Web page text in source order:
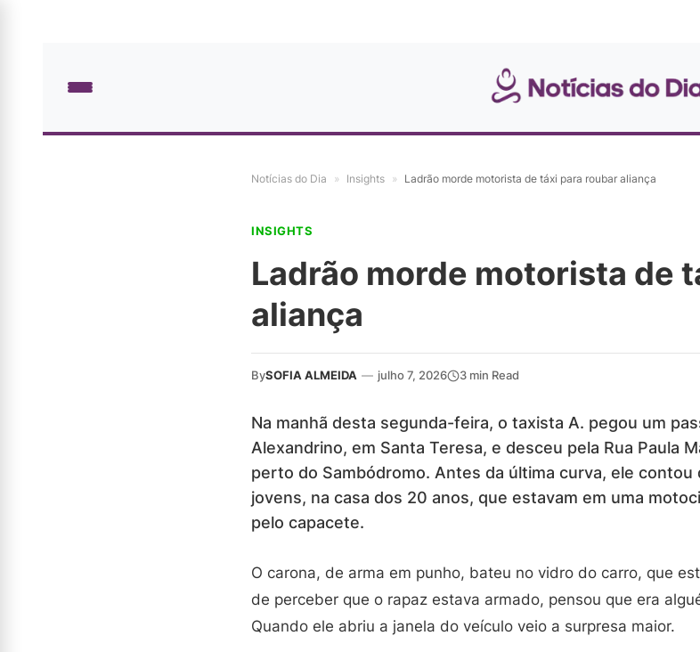
Notícias do Dia » Insights » Ladrão morde motorista de táxi para roubar aliança
INSIGHTS
Ladrão morde motorista de
aliança
BySOFIA ALMEIDA — julho 7, 2026 3 min Read
Na manhã desta segunda-feira, o taxista A. pegou um
Alexandrino, em Santa Teresa, e desceu pela Rua Paula
perto do Sambódromo. Antes da última curva, ele contou
jovens, na casa dos 20 anos, que estavam em uma
pelo capacete.
O carona, de arma em punho, bateu no vidro do carro, que
de perceber que o rapaz estava armado, pensou que era
Quando ele abriu a janela do veículo veio a surpresa maior.